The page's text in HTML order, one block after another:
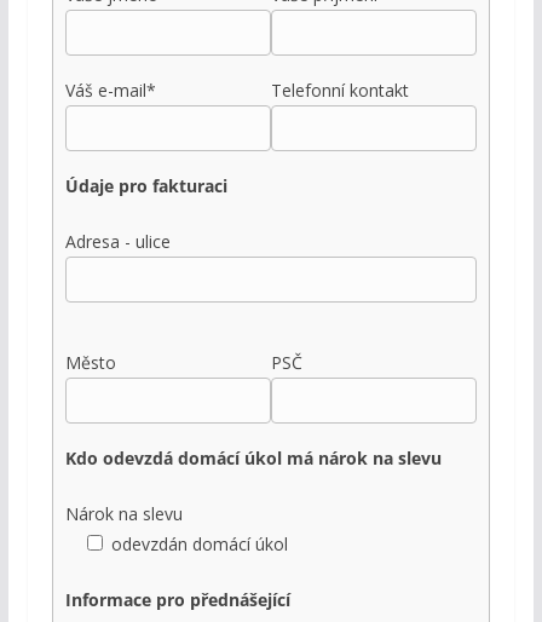
Váš e-mail* Telefonní kontakt
Údaje pro fakturaci
Adresa - ulice
Město PSČ
Kdo odevzdá domácí úkol má nárok na slevu
Nárok na slevu
odevzdán domácí úkol
Informace pro přednášející